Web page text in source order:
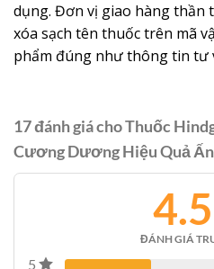
dụng. Đơn vị giao hàng thần
xóa sạch tên thuốc trên mã
phẩm đúng như thông tin tư
17 đánh giá choThuốc
Cương Dương Hiệu Quả
ĐÁNH GIÁ
5